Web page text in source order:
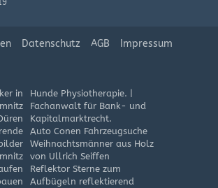
Datenschutz AGB
Impressum
in
Hunde Physiotherapie. |
Fachanwalt für Bank- und
Kapitalmarktrecht.
Auto Conen Fahrzeugsuche
Weihnachtsmänner aus Holz
von Ullrich Seiffen
Reflektor Sterne zum
Aufbügeln reflektierend